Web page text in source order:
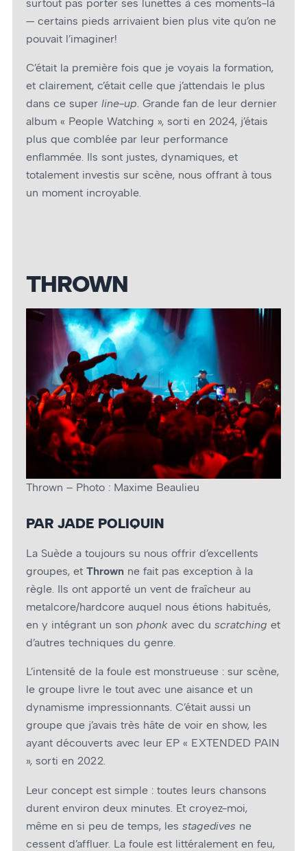
surtout pas porter ses lunettes à ces moments-là
— certains pieds arrivaient bien plus vite qu’on ne
pouvait l’imaginer!
C’était la première fois que je voyais la formation,
et clairement, c’était celle que j’attendais le plus
dans ce super line-up. Grande fan de leur dernier
album « People Watching », sorti en 2024, j’étais
plus que comblée par leur performance
enflammée. Ils sont justes, dynamiques, et
totalement investis sur scène, nous offrant à tous
un moment incroyable.
THROWN
Thrown – Photo : Maxime Beaulieu
PAR JADE POLIQUIN
La Suède a toujours su nous offrir d’excellents
groupes, et Thrown ne fait pas exception à la
règle. Ils ont apporté un vent de fraîcheur au
metalcore/hardcore auquel nous étions habitués,
en y intégrant un son phonk avec du scratching et
d’autres techniques du genre.
L’intensité de la foule est monstrueuse : sur scène,
le groupe livre le tout avec une aisance et un
dynamisme impressionnants. C’était aussi un
groupe que j’avais très hâte de voir en show, les
ayant découverts avec leur EP « EXTENDED PAIN
», sorti en 2022.
Leur concept est simple : toutes leurs chansons
durent environ deux minutes. Et croyez-moi,
même en si peu de temps, les stagedives ne
cessent d’affluer. La foule est littéralement en feu,